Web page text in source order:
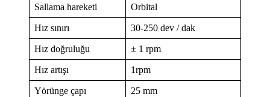
Sallama hareketi Orbital
Hız sınırı 30-250 dev / dak
Hız doğruluğu ± 1 rpm
Hız artışı 1rpm
Yörünge çapı 25 mm